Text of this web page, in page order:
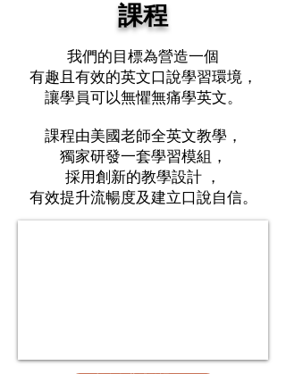
課程
我們的目標為營造一個
有趣且有效的英文口說學習環境，
讓學員可以無懼無痛學英文。
課程由美國老師全英文教學，
​獨家研發一套學習模組，
採用創新的教學設計 ，
有效提升流暢度及建立口說自信。